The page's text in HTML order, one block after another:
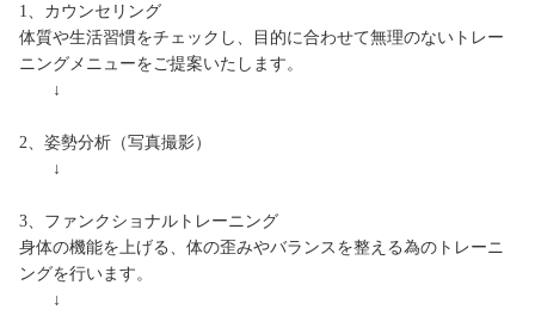
1、カウンセリング
体質や生活習慣をチェックし、目的に合わせて無理のないトレー
ニングメニューをご提案いたします。
↓
2、姿勢分析（写真撮影）
↓
3、ファンクショナルトレーニング
身体の機能を上げる、体の歪みやバランスを整える為のトレーニ
ングを行います。
↓